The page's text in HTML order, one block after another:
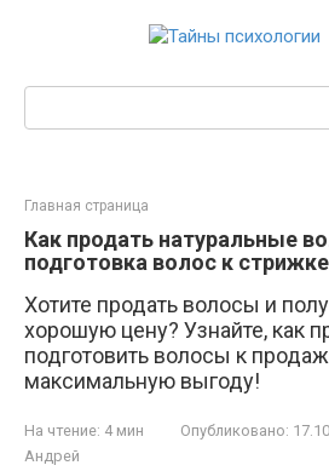
Главная страница
Как продать натуральные
подготовка волос к
Хотите продать волосы и
хорошую цену? Узнайте, как
подготовить волосы к
максимальную выгоду!
На чтение: 4 мин Опубликовано:
Андрей